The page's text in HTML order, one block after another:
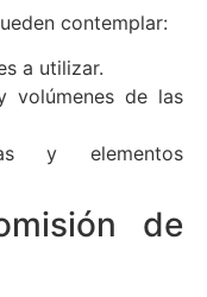
contemplar:
a utilizar.
volúmenes de las
y elementos
de